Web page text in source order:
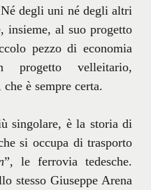
degli uni né degli altri
insieme, al suo progetto
pezzo di economia
velleitario,
è sempre certa.
singolare, è la storia di
si occupa di trasporto
”, le ferrovia tedesche.
stesso Giuseppe Arena